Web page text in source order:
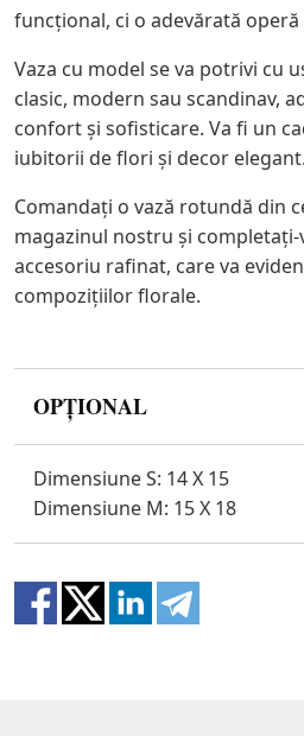
funcțional, ci o adevărată operă
Vaza cu model se va potrivi cu
clasic, modern sau scandinav,
confort și sofisticare. Va fi un
iubitorii de flori și decor elegant.
Comandați o vază rotundă din
magazinul nostru și
accesoriu rafinat, care va
compozițiilor florale.
OPȚIONAL
Dimensiune S: 14 X 15
Dimensiune M: 15 X 18